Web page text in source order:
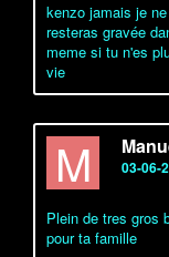
kenzo jamais je
resteras gravée
meme si tu n'es
vie
M 03-06-
Plein de tres gros
pour ta famille